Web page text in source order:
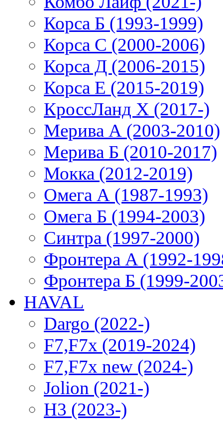
Корса Б (1993-1999)
Корса С (2000-2006)
Корса Д (2006-2015)
Корса E (2015-2019)
КроссЛанд X (2017-)
Мерива А (2003-2010)
Мерива Б (2010-2017)
Мокка (2012-2019)
Омега А (1987-1993)
Омега Б (1994-2003)
Синтра (1997-2000)
Фронтера А (1992-
Фронтера Б (1999-
HAVAL
Dargo (2022-)
F7,F7x (2019-2024)
F7,F7x new (2024-)
Jolion (2021-)
H3 (2023-)